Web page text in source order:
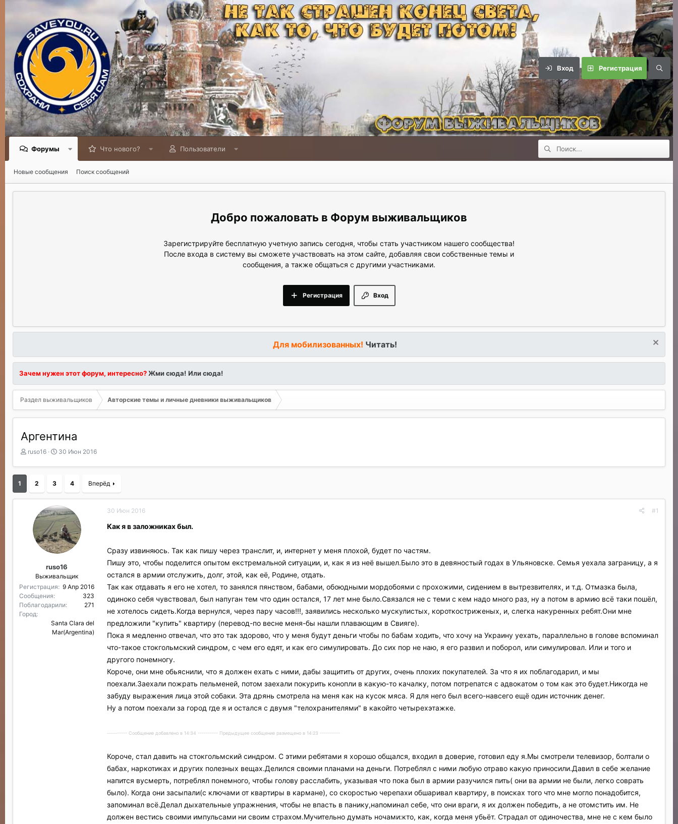
Вход Регистрация
Форумы Что нового? Пользователи
Новые сообщения Поиск сообщений
Форум выживальщиков
Зарегистрируйте бесплатную учетную запись сегодня, чтобы стать участником нашего сообщества!
После входа в систему вы сможете участвовать на этом сайте, добавляя свои собственные темы и
сообщения, а также общаться с другими участниками.
Вход
Регистрация
Для мобилизованных! Читать!
Зачем нужен этот форум, интересно?Жми сюда! Или сюда!
Раздел выживальщиков Авторские темы и личные дневники выживальщиков
Аргентина
А
т
ruso16
Д
т
ч
а
л
а
30 Июн 2016
1 2 3 4 Вперёд
ruso16
Выживальщик
Регистрация
9 Апр 2016
Сообщения
323
Поблагодарили
271
Город
Santa Clara del
Mar(Argentina)
30 Июн 2016 #1
Как я в заложниках был.
Сразу извиняюсь. Так как пишу через транслит, и, интернет у меня плохой, будет по частям.
Пишу это, чтобы поделится опытом екстремальной ситуации, и, как я из неё вышел.Было это в девяностый годах в Ульяновске. Семья уехала заграницу, а я
остался в армии отслужить, долг, этой, как её, Родине, отдать.
Так как отдавать я его не хотел, то занялся пянством, бабами, обоюдными мордобоями с прохожими, сидением в вытрезвителях, и т.д. Отмазка была,
одиноко себя чувствовал, был напуган тем что один остался, 17 лет мне было.Связался не с теми с кем надо много раз, ну а потом в армию всё таки пошёл,
не хотелось сидеть.Когда вернулся, через пару часов!!!, заявились несколько мускулистых, короткостриженых, и, слегка накуренных ребят.Они мне
предложили "купить" квартиру (перевод-по весне меня-бы нашли плавающим в Свияге).
Пока я медленно отвечал, что это так здорово, что у меня будут деньги чтобы по бабам ходить, что хочу на Украину уехать, параллельно в голове вспоминал
что-такое стокгольмский синдром, с чем его едят, и как его симулировать. До сих пор не наю, я его развил и поборол, или симулировал. Или и того и
другого понемногу.
Короче, они мне обьяснили, что я должен ехать с ними, дабы защитить от других, очень плохих покупателей. За что я их поблагодарил, и мы
поехали.Заехали пожрать пельменей, потом заехали покурить конопли в какую-то качалку, потом потрепатся с адвокатом о том как это будет.Никогда не
забуду выражения лица этой собаки. Эта дрянь смотрела на меня как на кусок мяса. Я для него был всего-навсего ещё один источник денег.
Ну а потом поехали за город где я и остался с двумя "телохранителями" в какойто четырехэтажке.
---------- Сообщение добавлено в 14:34 ---------- Предыдущее сообщение размещено в 14:23 ----------
Короче, стал давить на стокгольмский синдром. С этими ребятами я хорошо общался, входил в доверие, готовил еду я.Мы смотрели телевизор, болтали о
бабах, наркотиках и других полезных вещах.Делился своими планами на деньги. Потреблял с ними любую отраво какую приносили.Давил в себе желание
напится вусмерть, потреблял понемного, чтобы голову расслабить, указывая что пока был в армии разучился пить( они ва армии не были, легко соврать
было). Когда они засыпали(с ключами от квартиры в кармане), со скоростью черепахи обшаривал квартиру, в поисках того что мне могло понадобится,
запоминал всё.Делал дыхательные упражнения, чтобы не впасть в панику,напоминал себе, что они враги, я их должен победить, а не отомстить им. Не
должен вестись своими импульсами ни своим страхом.Мучительно думать ночами:кто, как, когда меня убьёт. Страдал от одиночества, мне не с кем было